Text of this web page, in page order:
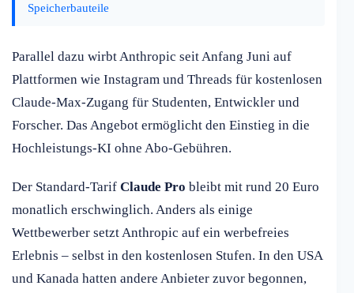
Speicherbauteile
Parallel dazu wirbt Anthropic seit Anfang Juni auf
Plattformen wie Instagram und Threads für kostenlosen
Claude-Max-Zugang für Studenten, Entwickler und
Forscher. Das Angebot ermöglicht den Einstieg in die
Hochleistungs-KI ohne Abo-Gebühren.
Der Standard-Tarif Claude Pro bleibt mit rund 20 Euro
monatlich erschwinglich. Anders als einige
Wettbewerber setzt Anthropic auf ein werbefreies
Erlebnis – selbst in den kostenlosen Stufen. In den USA
und Kanada hatten andere Anbieter zuvor begonnen,